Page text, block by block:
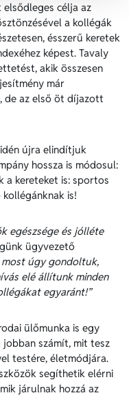
elsődleges célja az
a kollégák
ésszerű keretek
képest. Tavaly
akik összesen
már
de az első öt díjazott
újra elindítjuk
hossza is módosul:
kereteket is: sportos
is!
egészsége és jólléte
ügyvezető
most úgy gondoltuk,
elé állítunk minden
egyaránt!”
ülőmunka is egy
számít, mit tesz
testére, életmódjára.
segíthetik elérni
járulnak hozzá az